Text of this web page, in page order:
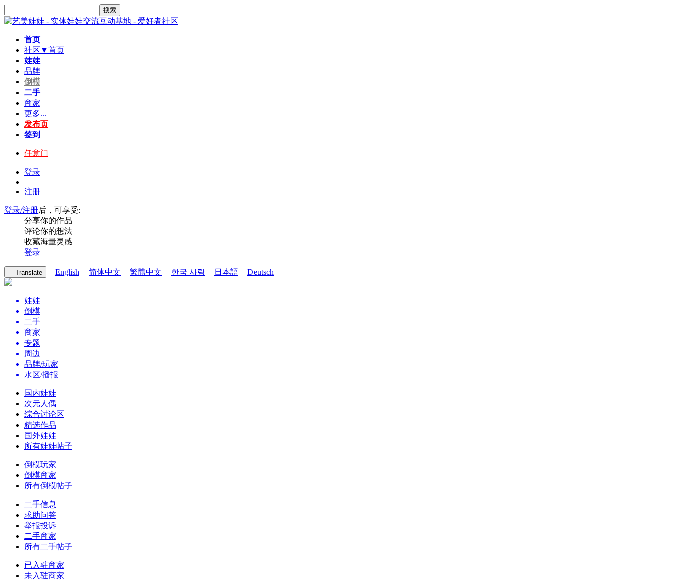
搜索
首页
社区▼首页
娃娃
品牌
倒模
二手
商家
更多...
发布页
签到
任意门
登录
注册
登录/注册后，可享受:
分享你的作品
评论你的想法
收藏海量灵感
登录
Translate English 简体中文 繁體中文 한국 사람 日本語 Deutsch
娃娃
倒模
二手
商家
专题
周边
品牌/玩家
水区/播报
国内娃娃
次元人偶
综合讨论区
精选作品
国外娃娃
所有娃娃帖子
倒模玩家
倒模商家
所有倒模帖子
二手信息
求助问答
举报投诉
二手商家
所有二手帖子
已入驻商家
未入驻商家